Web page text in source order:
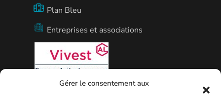
Gérer le consentement aux
Plan Bleu
Entreprises et associations
09 77 42 57 57